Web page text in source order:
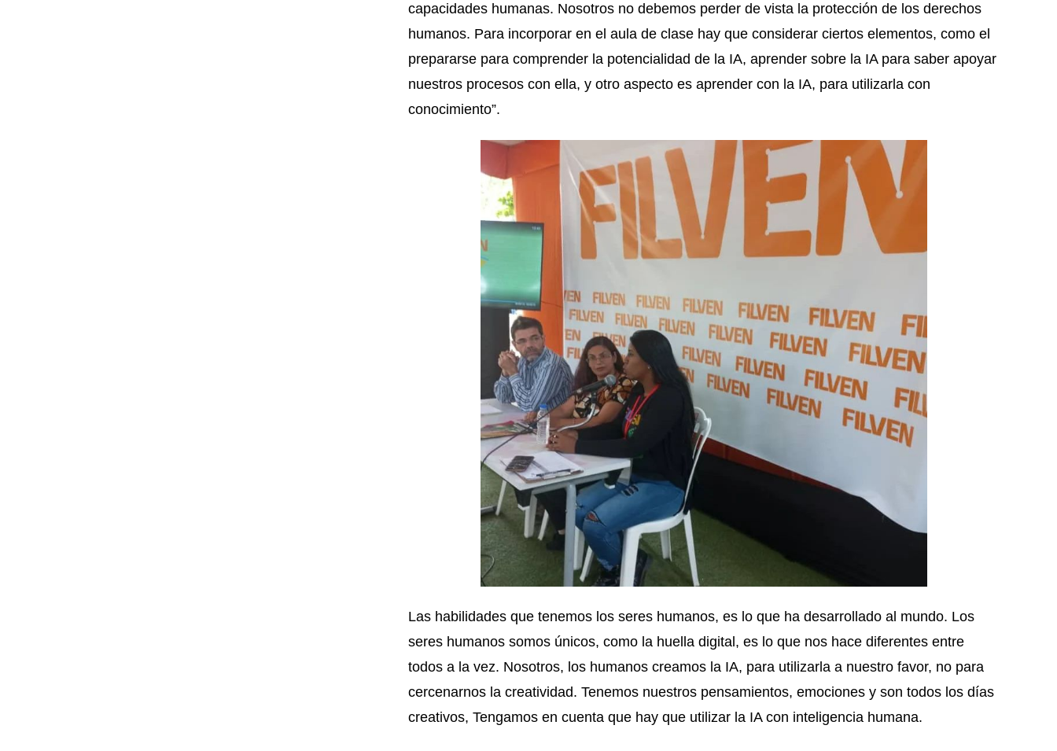
capacidades humanas. Nosotros no debemos perder de vista la protección de los derechos
humanos. Para incorporar en el aula de clase hay que considerar ciertos elementos, como el
prepararse para comprender la potencialidad de la IA, aprender sobre la IA para saber apoyar
nuestros procesos con ella, y otro aspecto es aprender con la IA, para utilizarla con
conocimiento”.
Las habilidades que tenemos los seres humanos, es lo que ha desarrollado al mundo. Los
seres humanos somos únicos, como la huella digital, es lo que nos hace diferentes entre
todos a la vez. Nosotros, los humanos creamos la IA, para utilizarla a nuestro favor, no para
cercenarnos la creatividad. Tenemos nuestros pensamientos, emociones y son todos los días
creativos, Tengamos en cuenta que hay que utilizar la IA con inteligencia humana.